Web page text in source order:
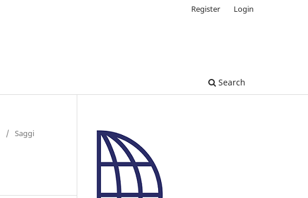
Search
Register Login
/ Saggi